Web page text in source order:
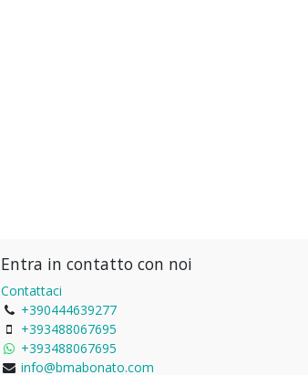
Entra in contatto con noi
Contattaci
+390444639277
+393488067695
+393488067695
info@bmabonato.com